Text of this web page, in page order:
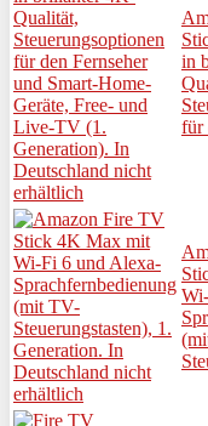
in
für